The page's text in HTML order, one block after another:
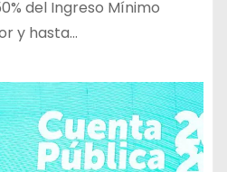
del Ingreso Mínimo
y hasta…